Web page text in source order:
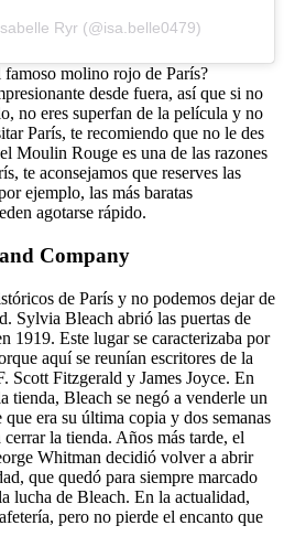
Ryr (@isa.belle0479)
molino rojo de París?
desde fuera, así que si no
no eres superfan de la película y no
París, te recomiendo que no le des
Moulin Rouge es una de las razones
te aconsejamos que reserves las
ejemplo, las más baratas
agotarse rápido.
Company
de París y no podemos dejar de
Sylvia Bleach abrió las puertas de
1919. Este lugar se caracterizaba por
aquí se reunían escritores de la
Scott Fitzgerald y James Joyce. En
tienda, Bleach se negó a venderle un
era su última copia y dos semanas
la tienda. Años más tarde, el
Whitman decidió volver a abrir
que quedó para siempre marcado
lucha de Bleach. En la actualidad,
pero no pierde el encanto que